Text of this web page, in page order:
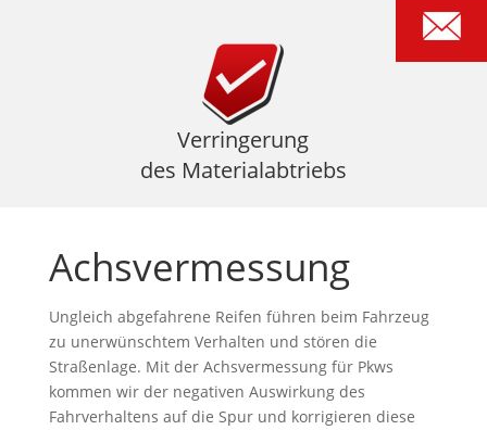
Verringerung
des Materialabtriebs
Achsvermessung
Ungleich abgefahrene Reifen führen beim Fahrzeug
zu unerwünschtem Verhalten und stören die
Straßenlage. Mit der Achsvermessung für Pkws
kommen wir der negativen Auswirkung des
Fahrverhaltens auf die Spur und korrigieren diese